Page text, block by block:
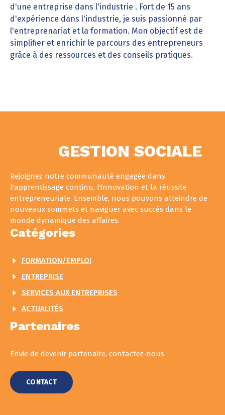
d'une entreprise dans l'industrie . Fort de 15 ans
d'expérience dans l'industrie, je suis passionné par
l'entreprenariat et la formation. Mon objectif est de
simplifier et enrichir le parcours des entrepreneurs
grâce à des ressources et des conseils pratiques.
GESTION SOCIALE
Rejoignez notre communauté engagée dans
l'apprentissage continu, l'innovation et la réussite
entrepreneuriale. Ensemble, nous pouvons atteindre de
nouveaux sommets et naviguer avec succès dans le
monde dynamique des affaires.
Catégories
FORMATION/EMPLOI
ENTREPRISE
SERVICES AUX ENTREPRISES
ACTUALITÉS
Partenaires
Envie de devenir partenaire, contactez-nous
CONTACT